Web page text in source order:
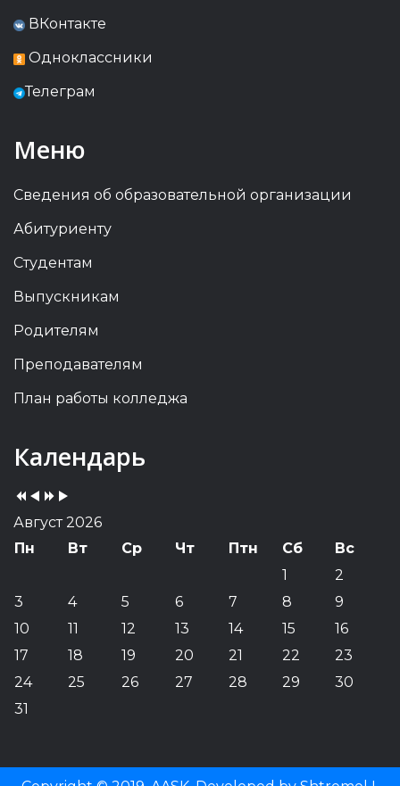
ВКонтакте
Одноклассники
Телеграм
Меню
Сведения об образовательной организации
Абитуриенту
Студентам
Выпускникам
Родителям
Преподавателям
План работы колледжа
Календарь
Previous
Year
Previous
Month
YearMonth
Август 2026
Пн
Вт Ср Чт Птн Сб
Вс
1
2
3
4 5 6 7 8
9
10
11 12 13 14 15
16
17
18 19 20 21 22
23
24
25 26 27 28 29
30
31